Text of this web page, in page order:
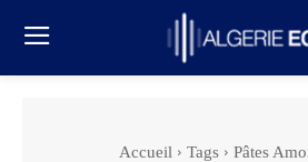
Accueil Tags Pâtes